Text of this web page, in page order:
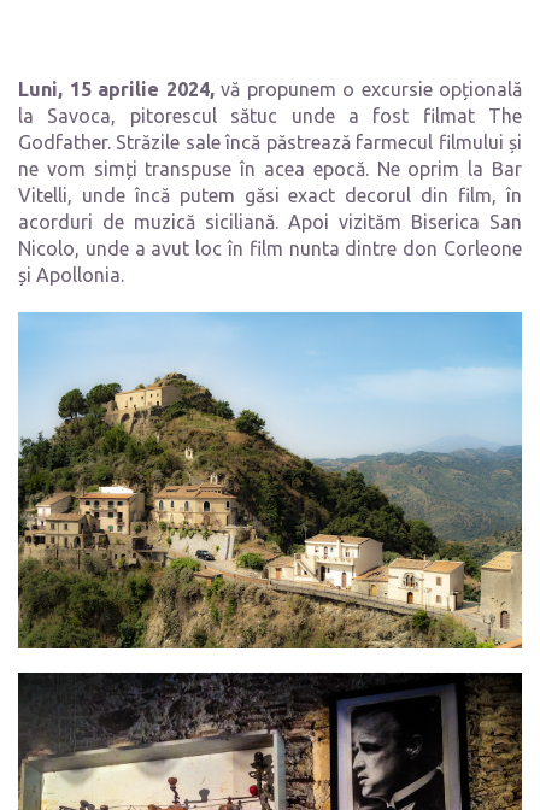
Luni, 15 aprilie 2024,vă propunem o excursie opțională
la Savoca, pitorescul sătuc unde a fost filmat The
Godfather. Străzile sale încă păstrează farmecul filmului și
ne vom simți transpuse în acea epocă. Ne oprim la Bar
Vitelli, unde încă putem găsi exact decorul din film, în
acorduri de muzică siciliană. Apoi vizităm Biserica San
Nicolo, unde a avut loc în film nunta dintre don Corleone
și Apollonia.